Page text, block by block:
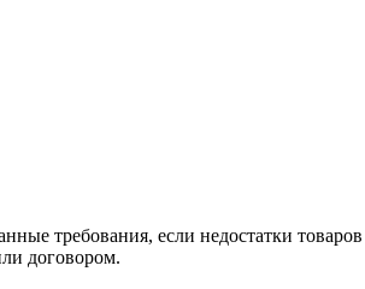
требования, если недостатки
договором.